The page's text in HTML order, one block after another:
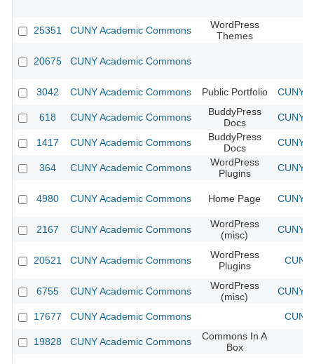
25351 CUNY Academic Commons
WordPress
Themes
20675 CUNY Academic Commons
3042 CUNY Academic Commons Public Portfolio CUNY
618 CUNY Academic Commons
BuddyPress
Docs
CUNY
1417 CUNY Academic Commons
BuddyPress
Docs
CUNY
364 CUNY Academic Commons
WordPress
Plugins
CUNY
4980 CUNY Academic Commons Home Page CUNY
2167 CUNY Academic Commons
WordPress
(misc)
CUNY
20521 CUNY Academic Commons
WordPress
Plugins
6755 CUNY Academic Commons
WordPress
(misc)
CUNY
17677 CUNY Academic Commons
19828 CUNY Academic Commons
Commons In A
Box